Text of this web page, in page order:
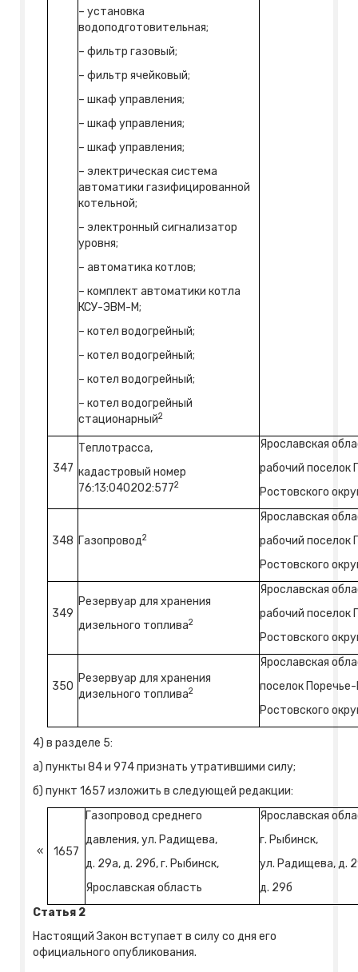
– установка
водоподготовительная;
– фильтр газовый;
– фильтр ячейковый;
– шкаф управления;
– шкаф управления;
– шкаф управления;
– электрическая система
автоматики газифицированной
котельной;
– электронный сигнализатор
уровня;
– автоматика котлов;
– комплект автоматики котла
КСУ-ЭВМ-М;
– котел водогрейный;
– котел водогрейный;
– котел водогрейный;
– котел водогрейный
стационарный2
347
Теплотрасса,
кадастровый номер
76:13:040202:5772
Ярославская
рабочий поселок
Ростовского
348 Газопровод2
Ярославская
рабочий поселок
Ростовского
349
Резервуар для хранения
дизельного топлива2
Ярославская
рабочий поселок
Ростовского
350
Резервуар для хранения
дизельного топлива2
Ярославская
поселок
Ростовского
4) в разделе 5:
а) пункты 84 и 974 признать утратившими силу;
б) пункт 1657 изложить в следующей редакции:
« 1657
Газопровод среднего
давления, ул. Радищева,
д. 29а, д. 29б, г. Рыбинск,
Ярославская область
Ярославская
г. Рыбинск,
ул. Радищева, д.
д. 29б
Статья 2
Настоящий Закон вступает в силу со дня его
официального опубликования.